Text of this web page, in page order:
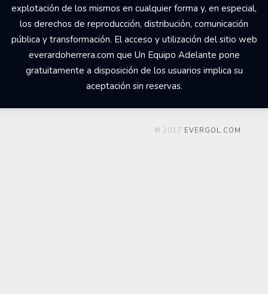
explotación de los mismos en cualquier forma y, en especial,
los derechos de reproducción, distribución, comunicación
pública y transformación. El acceso y utilización del sitio web
everardoherrera.com que Un Equipo Adelante pone
gratuitamente a disposición de los usuarios implica su
aceptación sin reservas.
© 2017 EVERGOL.COM